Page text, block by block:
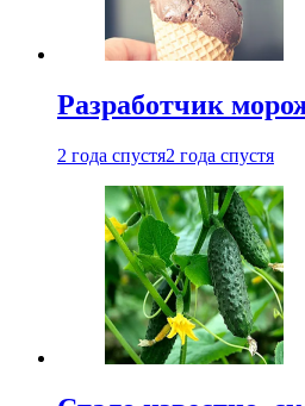
Разработчик
2 года спустя2 года спустя